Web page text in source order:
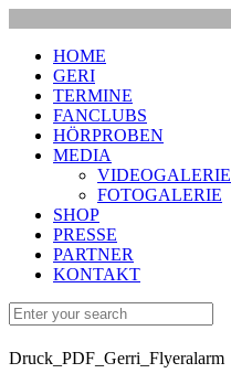
HOME
GERI
TERMINE
FANCLUBS
HÖRPROBEN
MEDIA
VIDEOGALERIE
FOTOGALERIE
SHOP
PRESSE
PARTNER
KONTAKT
Druck_PDF_Gerri_Flyeralarm